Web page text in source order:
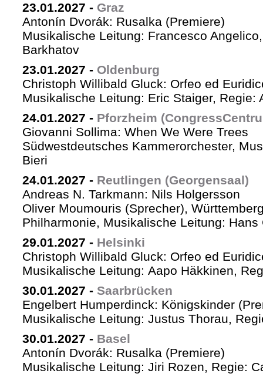
23.01.2027 - Graz
Antonín Dvorák: Rusalka (Premiere)
Musikalische Leitung: Francesco
Barkhatov
23.01.2027 - Oldenburg
Christoph Willibald Gluck: Orfeo ed
Musikalische Leitung: Eric Staiger, Regie:
24.01.2027 - Pforzheim
Giovanni Sollima: When We Were Trees
Südwestdeutsches Kammerorchester,
Bieri
24.01.2027 - Reutlingen (Georgensaal)
Andreas N. Tarkmann: Nils Holgersson
Oliver Moumouris (Sprecher),
Philharmonie, Musikalische Leitung: Hans
29.01.2027 - Helsinki
Christoph Willibald Gluck: Orfeo ed
Musikalische Leitung: Aapo Häkkinen,
30.01.2027 - Saarbrücken
Engelbert Humperdinck: Königskinder
Musikalische Leitung: Justus Thorau,
30.01.2027 - Basel
Antonín Dvorák: Rusalka (Premiere)
Musikalische Leitung: Jiri Rozen, Regie: